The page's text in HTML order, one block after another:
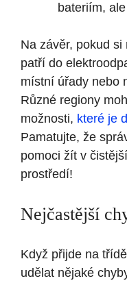
bateriím,
Na závěr, pokud
patří do
místní úřady nebo
Různé regiony
možnosti, které je
Pamatujte, že
pomoci žít v
prostředí!
Nejčastější
Když přijde na
udělat nějaké